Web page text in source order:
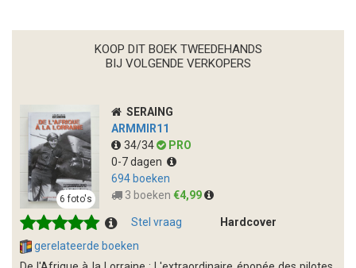
KOOP DIT BOEK TWEEDEHANDS
BIJ VOLGENDE VERKOPERS
SERAING
ARMMIR11
34/34
PRO
0-7 dagen
694 boeken
3 boeken €4,99
6 foto's
Stel vraag
Hardcover
gerelateerde boeken